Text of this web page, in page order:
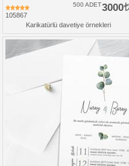
105867
3000
500 ADET
Karikatürlü davetiye örnekleri